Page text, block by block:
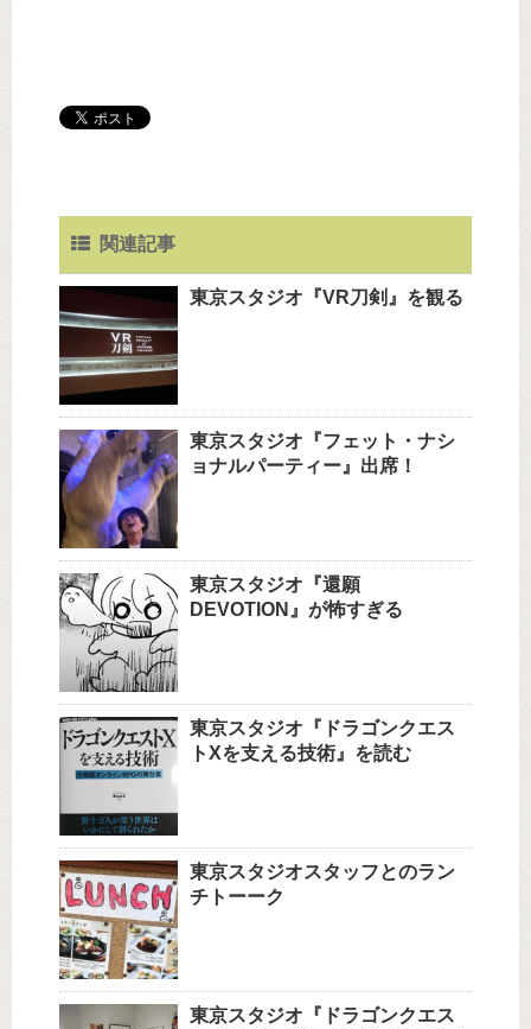
関連記事
東京スタジオ『VR刀剣』を観る
東京スタジオ『フェット・ナシ
ョナルパーティー』出席！
東京スタジオ『還願
DEVOTION』が怖すぎる
東京スタジオ『ドラゴンクエス
トXを支える技術』を読む
東京スタジオスタッフとのラン
チトーーク
東京スタジオ『ドラゴンクエス